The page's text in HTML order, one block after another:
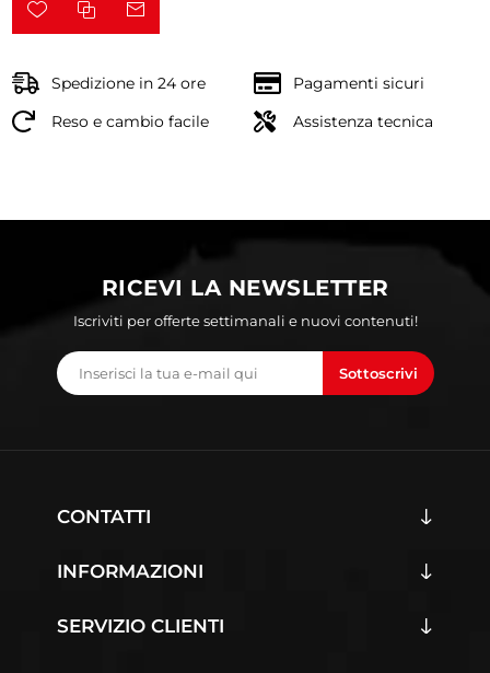
Spedizione in 24 ore
Pagamenti sicuri
Reso e cambio facile
Assistenza tecnica
RICEVI LA NEWSLETTER
Iscriviti per offerte settimanali e nuovi contenuti!
Sottoscrivi
CONTATTI
INFORMAZIONI
SERVIZIO CLIENTI